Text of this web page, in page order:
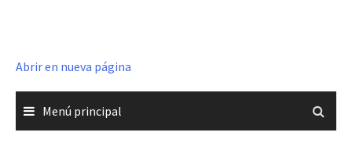
Abrir en nueva página
Menú principal